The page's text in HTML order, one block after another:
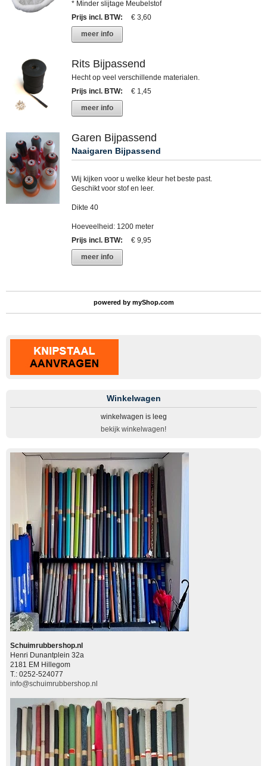
* Minder slijtage Meubelstof
Prijs incl. BTW:
€ 3,60
meer info
Rits Bijpassend
Hecht op veel verschillende materialen.
Prijs incl. BTW:
€ 1,45
meer info
Garen Bijpassend
Naaigaren Bijpassend
Wij kijken voor u welke kleur het beste past.
Geschikt voor stof en leer.
Dikte 40
Hoeveelheid: 1200 meter
Prijs incl. BTW:
€ 9,95
meer info
powered by myShop.com
Winkelwagen
winkelwagen is leeg
bekijk winkelwagen!
Schuimrubbershop.nl
Henri Dunantplein 32a
2181 EM Hillegom
T.: 0252-524077
info@schuimrubbershop.nl